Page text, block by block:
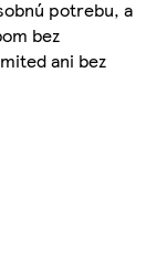
potrebu, a
bez
ani bez